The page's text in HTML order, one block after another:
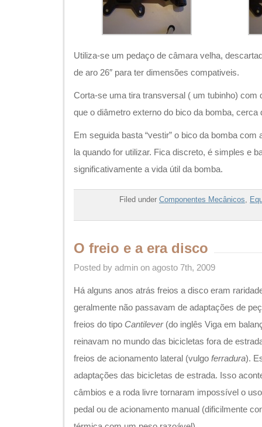
Utiliza-se um pedaço de câmara velha,
de aro 26″ para ter dimensões compativeis.
Corta-se uma tira transversal ( um tubinho) com
que o diâmetro externo do bico da bomba, cerca
Em seguida basta “vestir” o bico da bomba
la quando for utilizar. Fica discreto, é simples e
significativamente a vida útil da bomba.
Filed under Componentes Mecânicos,
O freio e a era disco
Posted by admin on agosto 7th, 2009
Há alguns anos atrás freios a disco eram
geralmente não passavam de adaptações de
freios do tipo Cantilever (do inglês Viga em
reinavam no mundo das bicicletas fora de
freios de acionamento lateral (vulgo ferradura).
adaptações das bicicletas de estrada. Isso
câmbios e a roda livre tornaram impossível o
pedal ou de acionamento manual (dificilmente